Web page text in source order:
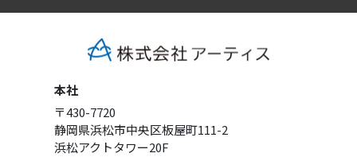
本社
〒430-7720
静岡県浜松市中央区板屋町111-2
浜松アクトタワー20F